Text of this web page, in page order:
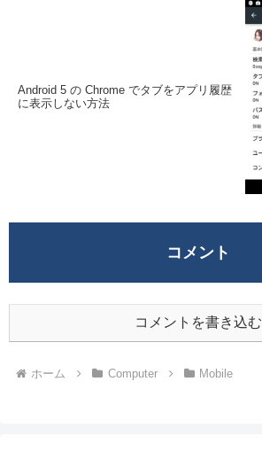
Android 5 の Chrome でタブをアプリ履歴
に表示しない方法
コメント
コメントを書き込む
ホーム Computer Mobile